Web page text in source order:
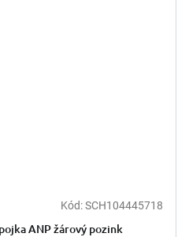
Kód:SCH104445718
ANP žárový pozink